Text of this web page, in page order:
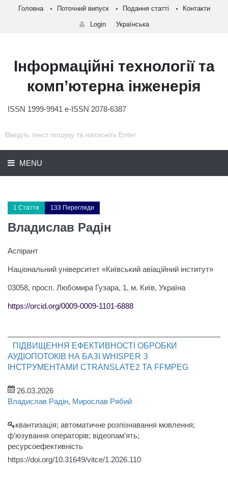
Головна Поточний випуск Подання статті Контакти
Login Українська
Інформаційні технології та
комп’ютерна інженерія
ISSN 1999-9941 e-ISSN 2078-6387
MENU
1 Стаття 133 Перегляди
Владислав Радін
Аспірант
Національний університет «Київський авіаційний інститут»
03058, просп. Любомира Гузара, 1, м. Київ, Україна
https://orcid.org/0009-0009-1101-6888
ПІДВИЩЕННЯ ЕФЕКТИВНОСТІ ОБРОБКИ
АУДІОПОТОКІВ НА БАЗІ WHISPER З
ІНСТРУМЕНТАМИ CTRANSLATE2 ТА FFMPEG
26.03.2026
Владислав Радін, Мирослав Рябий
квантизація; автоматичне розпізнавання мовлення;
ф’юзування операторів; відеопам’ять;
ресурсоефективність
https://doi.org/10.31649/vitce/1.2026.110